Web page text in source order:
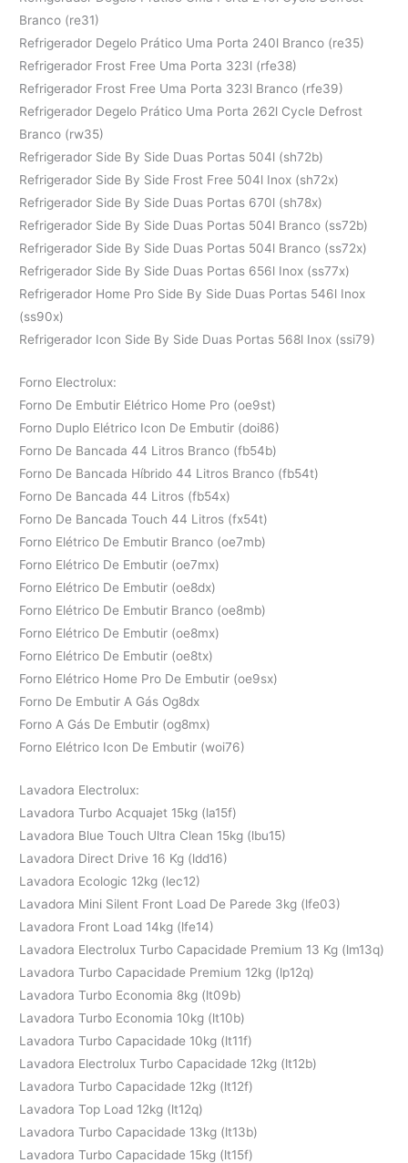
Branco (re31)
Refrigerador Degelo Prático Uma Porta 240l Branco (re35)
Refrigerador Frost Free Uma Porta 323l (rfe38)
Refrigerador Frost Free Uma Porta 323l Branco (rfe39)
Refrigerador Degelo Prático Uma Porta 262l Cycle Defrost
Branco (rw35)
Refrigerador Side By Side Duas Portas 504l (sh72b)
Refrigerador Side By Side Frost Free 504l Inox (sh72x)
Refrigerador Side By Side Duas Portas 670l (sh78x)
Refrigerador Side By Side Duas Portas 504l Branco (ss72b)
Refrigerador Side By Side Duas Portas 504l Branco (ss72x)
Refrigerador Side By Side Duas Portas 656l Inox (ss77x)
Refrigerador Home Pro Side By Side Duas Portas 546l Inox
(ss90x)
Refrigerador Icon Side By Side Duas Portas 568l Inox (ssi79)
Forno Electrolux:
Forno De Embutir Elétrico Home Pro (oe9st)
Forno Duplo Elétrico Icon De Embutir (doi86)
Forno De Bancada 44 Litros Branco (fb54b)
Forno De Bancada Híbrido 44 Litros Branco (fb54t)
Forno De Bancada 44 Litros (fb54x)
Forno De Bancada Touch 44 Litros (fx54t)
Forno Elétrico De Embutir Branco (oe7mb)
Forno Elétrico De Embutir (oe7mx)
Forno Elétrico De Embutir (oe8dx)
Forno Elétrico De Embutir Branco (oe8mb)
Forno Elétrico De Embutir (oe8mx)
Forno Elétrico De Embutir (oe8tx)
Forno Elétrico Home Pro De Embutir (oe9sx)
Forno De Embutir A Gás Og8dx
Forno A Gás De Embutir (og8mx)
Forno Elétrico Icon De Embutir (woi76)
Lavadora Electrolux:
Lavadora Turbo Acquajet 15kg (la15f)
Lavadora Blue Touch Ultra Clean 15kg (lbu15)
Lavadora Direct Drive 16 Kg (ldd16)
Lavadora Ecologic 12kg (lec12)
Lavadora Mini Silent Front Load De Parede 3kg (lfe03)
Lavadora Front Load 14kg (lfe14)
Lavadora Electrolux Turbo Capacidade Premium 13 Kg (lm13q)
Lavadora Turbo Capacidade Premium 12kg (lp12q)
Lavadora Turbo Economia 8kg (lt09b)
Lavadora Turbo Economia 10kg (lt10b)
Lavadora Turbo Capacidade 10kg (lt11f)
Lavadora Electrolux Turbo Capacidade 12kg (lt12b)
Lavadora Turbo Capacidade 12kg (lt12f)
Lavadora Top Load 12kg (lt12q)
Lavadora Turbo Capacidade 13kg (lt13b)
Lavadora Turbo Capacidade 15kg (lt15f)